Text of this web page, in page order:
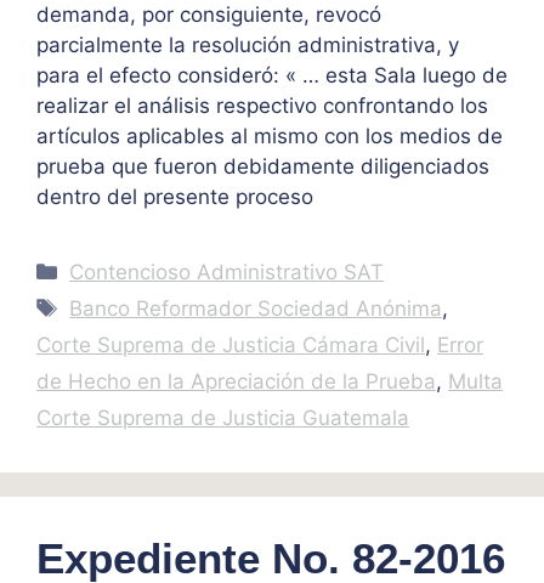
demanda, por consiguiente, revocó
parcialmente la resolución administrativa, y
para el efecto consideró: « … esta Sala luego de
realizar el análisis respectivo confrontando los
artículos aplicables al mismo con los medios de
prueba que fueron debidamente diligenciados
dentro del presente proceso
Categories
Contencioso Administrativo SAT
Tags
Banco Reformador Sociedad Anónima,
Corte Suprema de Justicia Cámara Civil, Error
de Hecho en la Apreciación de la Prueba, Multa
Corte Suprema de Justicia Guatemala
Expediente No. 82-2016